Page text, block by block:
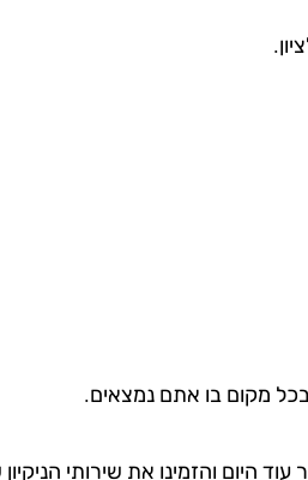
מקום בו אתם נמצאים.
והזמינו את שירותי הניקיון